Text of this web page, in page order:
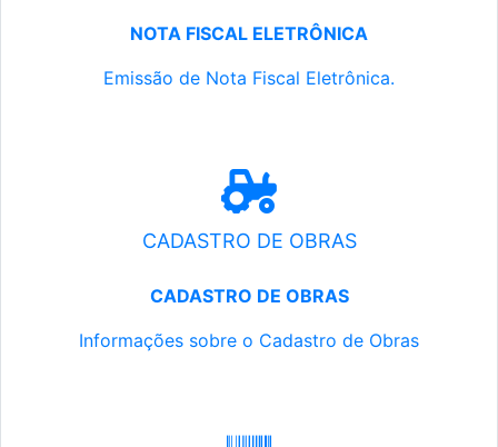
NOTA FISCAL ELETRÔNICA
Emissão de Nota Fiscal Eletrônica.
CADASTRO DE OBRAS
CADASTRO DE OBRAS
Informações sobre o Cadastro de Obras